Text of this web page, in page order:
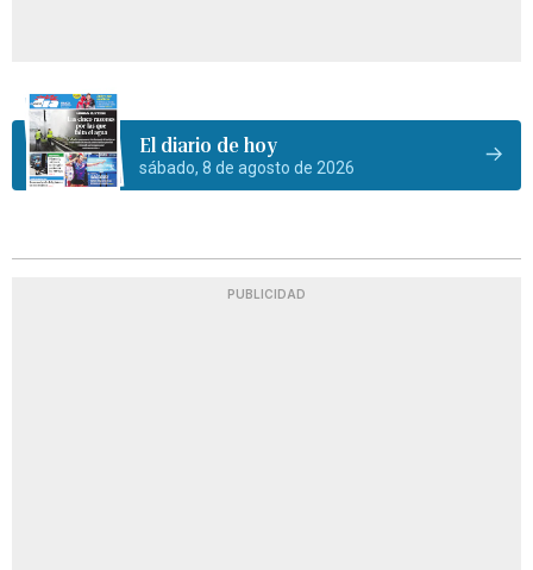
El diario de hoy
sábado, 8 de agosto de 2026
PUBLICIDAD